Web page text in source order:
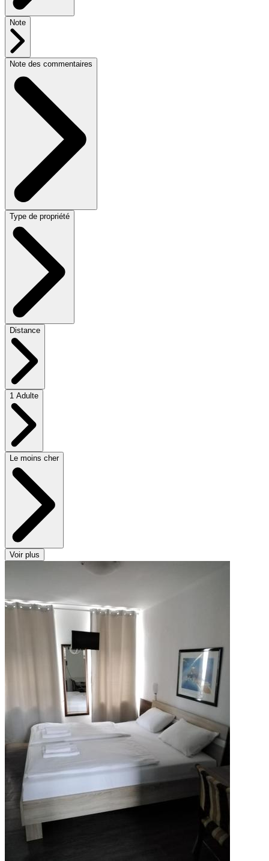
Note
Note des commentaires
Type de propriété
Distance
1 Adulte
Le moins cher
Voir plus